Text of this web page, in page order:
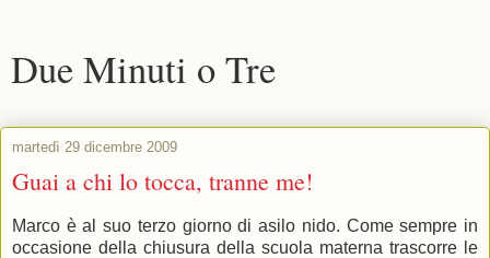
Due Minuti o Tre
martedì 29 dicembre 2009
Guai a chi lo tocca, tranne me!
Marco è al suo terzo giorno di asilo nido. Come sempre in
occasione della chiusura della scuola materna trascorre le